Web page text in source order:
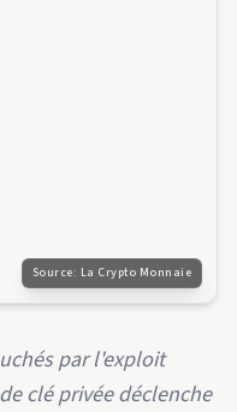
Source: La Crypto Monnaie
par l'exploit
clé privée déclenche